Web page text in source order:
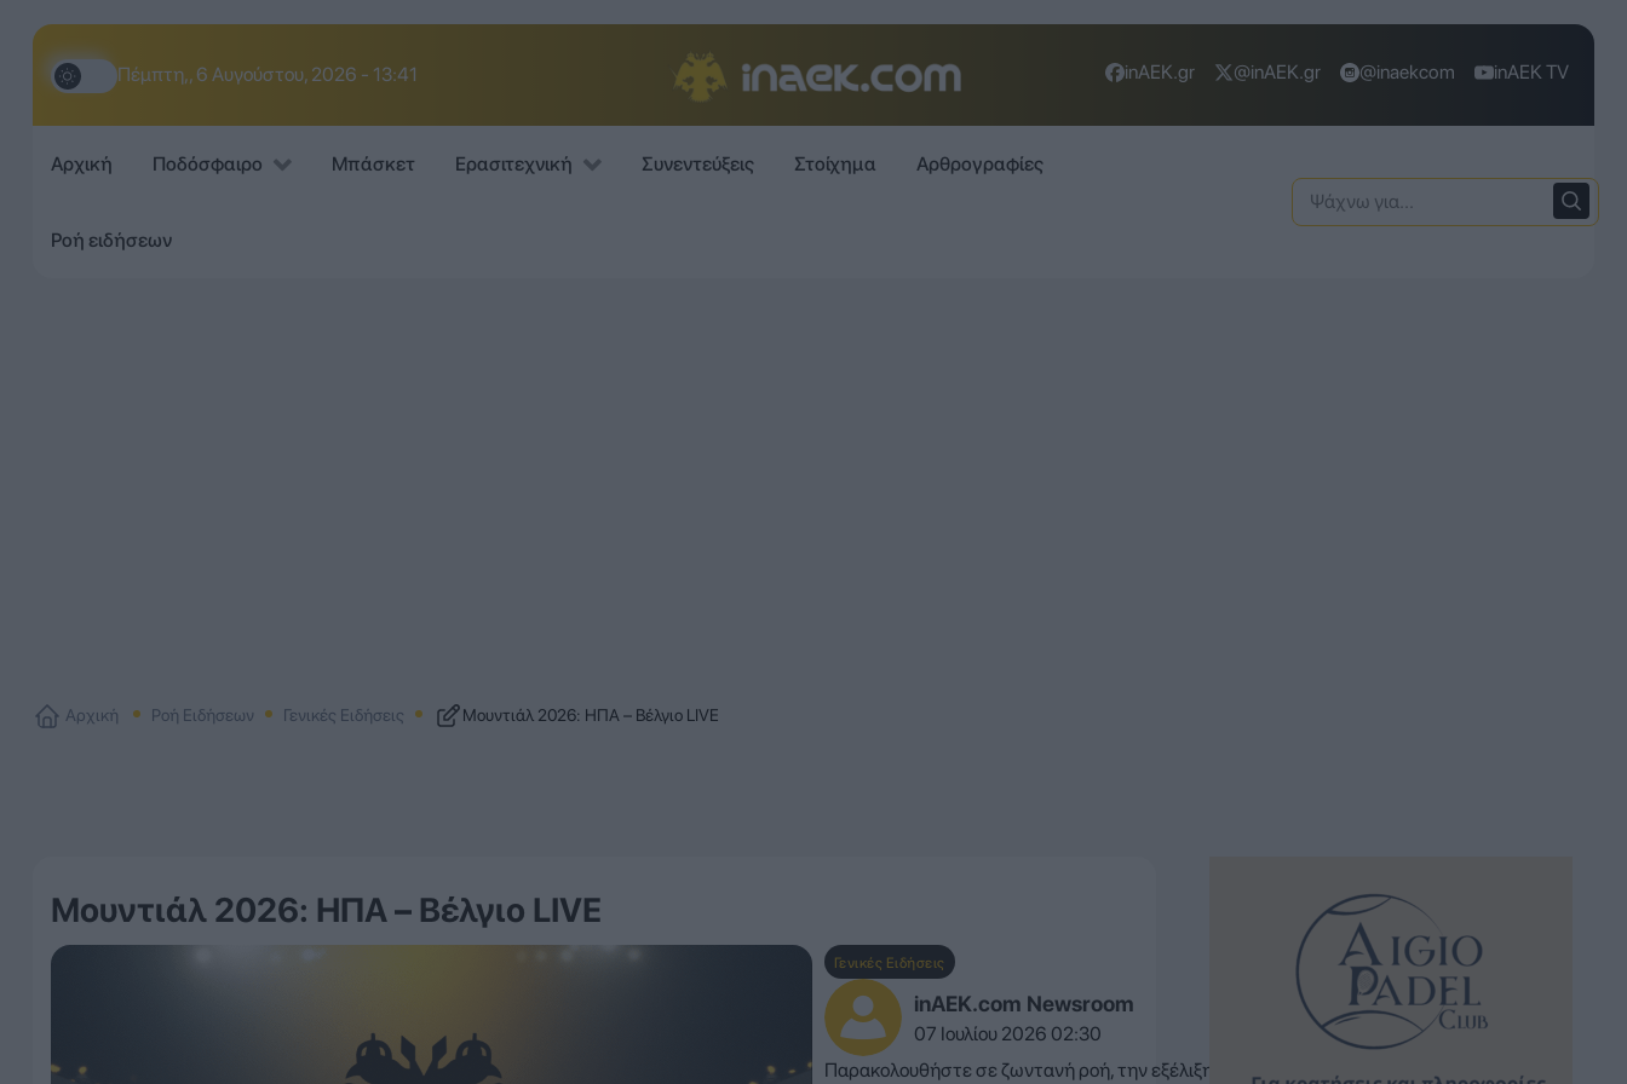
Πέμπτη,, 6 Αυγούστου, 2026 - 13:41 inAEK.gr @inAEK.gr @inaekcom inAEK TV
Αρχική Ποδόσφαιρο Μπάσκετ Ερασιτεχνική Συνεντεύξεις Στοίχημα Αρθρογραφίες
Ροή ειδήσεων
Αρχική Ροή Ειδήσεων Γενικές Ειδήσεις Μουντιάλ 2026: ΗΠΑ – Βέλγιο LIVE
Μουντιάλ 2026: ΗΠΑ – Βέλγιο LIVE
Γενικές Ειδήσεις
inAEK.com Newsroom
07 Ιουλίου 2026 02:30
Παρακολουθήστε σε ζωντανή ροή, την εξέλιξη